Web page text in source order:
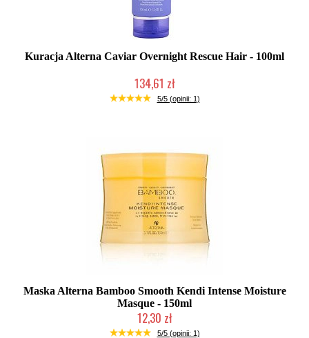
Kuracja Alterna Caviar Overnight Rescue Hair - 100ml
134,61 zł
Produkt wycofany
5/5 (opinii: 1)
Maska Alterna Bamboo Smooth Kendi Intense Moisture
Masque - 150ml
12,30 zł
Produkt wycofany
5/5 (opinii: 1)